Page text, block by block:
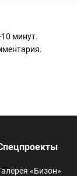
минут.
«Бизон»